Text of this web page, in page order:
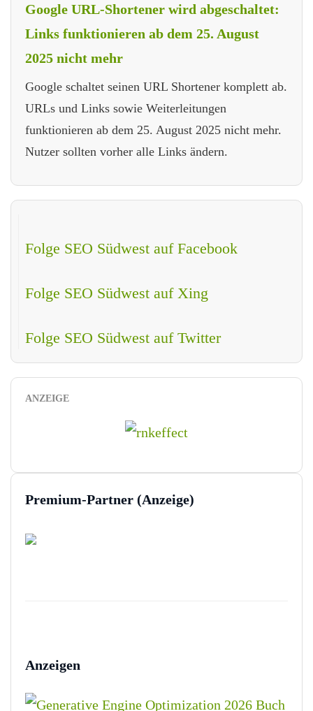
Google URL-Shortener wird abgeschaltet:
Links funktionieren ab dem 25. August
2025 nicht mehr
Google schaltet seinen URL Shortener komplett ab.
URLs und Links sowie Weiterleitungen
funktionieren ab dem 25. August 2025 nicht mehr.
Nutzer sollten vorher alle Links ändern.
Folge SEO Südwest auf Facebook
Folge SEO Südwest auf Xing
Folge SEO Südwest auf Twitter
ANZEIGE
Premium-Partner (Anzeige)
Anzeigen